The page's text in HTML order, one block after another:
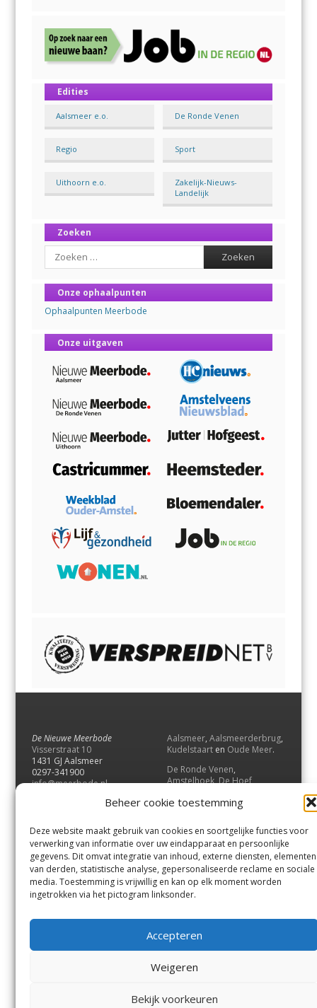
Beheer cookie toestemming
Deze website maakt gebruik van cookies en soortgelijke functies voor
verwerking van informatie over uw eindapparaat en persoonlijke
gegevens. Dit omvat integratie van inhoud, externe diensten, elementen
van derden, statistische analyse, gepersonaliseerde reclame en sociale
media. Toestemming is vrijwillig en kan op elk moment worden
ingetrokken via het pictogram linksonder.
Accepteren
Weigeren
Bekijk voorkeuren
Edities
Aalsmeer e.o. De Ronde Venen
Regio Sport
Uithoorn e.o.
Zakelijk-Nieuws-
Landelijk
Zoeken
Search
Onze ophaalpunten
Ophaalpunten Meerbode
Onze uitgaven
De Nieuwe Meerbode
Visserstraat 10
1431 GJ Aalsmeer
0297-341900
info@meerbode.nl
Aalsmeer, Aalsmeerderbrug,
Kudelstaart en Oude Meer.
De Ronde Venen,
Amstelhoek,De Hoef,
Vrouwenakker,Waverveen
UithoornenDe Kwakel.
Contact
Andere uitgaven
Bezorgklacht
Vacatures
Voorwaarden
Privacyverklaring